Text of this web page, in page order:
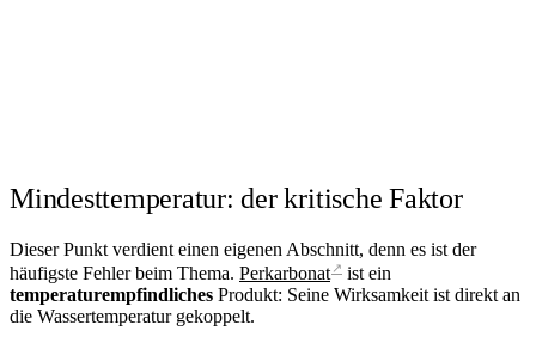
Mindesttemperatur: der kritische Faktor
Dieser Punkt verdient einen eigenen Abschnitt, denn es ist der
häufigste Fehler beim Thema. Perkarbonat ↗ ist ein
temperaturempfindliches Produkt: Seine Wirksamkeit ist direkt an
die Wassertemperatur gekoppelt.